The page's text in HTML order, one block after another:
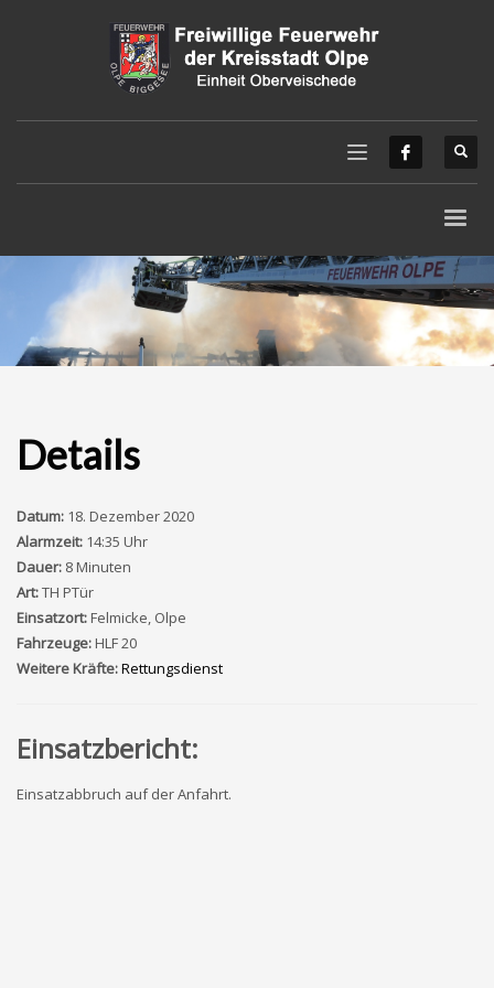
Details
Datum: 18. Dezember 2020
Alarmzeit: 14:35 Uhr
Dauer: 8 Minuten
Art:TH PTür
Einsatzort:Felmicke, Olpe
Fahrzeuge:HLF 20
Weitere Kräfte:Rettungsdienst
Einsatzbericht:
Einsatzabbruch auf der Anfahrt.